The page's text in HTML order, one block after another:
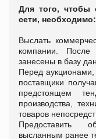
Для того, чтобы
сети, необходимо:
Выслать
компании. После
занесены в базу
Перед аукционами,
поставщики
предстоящем
производства,
товаров
Предоставить
высланным ранее